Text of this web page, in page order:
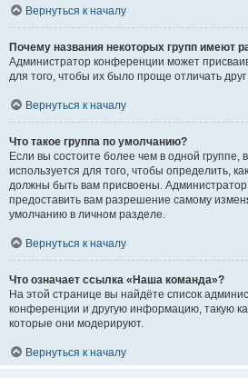
Вернуться к началу
Почему названия некоторых групп имеют
Администратор конференции может
для того, чтобы их было проще отличать друг
Вернуться к началу
Что такое группа по умолчанию?
Если вы состоите более чем в одной
используется для того, чтобы определить,
должны быть вам присвоены.
предоставить вам разрешение самому
умолчанию в личном разделе.
Вернуться к началу
Что означает ссылка «Наша команда»?
На этой странице вы найдёте список
конференции и другую информацию, такую
которые они модерируют.
Вернуться к началу